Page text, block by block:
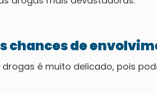
chances de
drogas é muito delicado, pois